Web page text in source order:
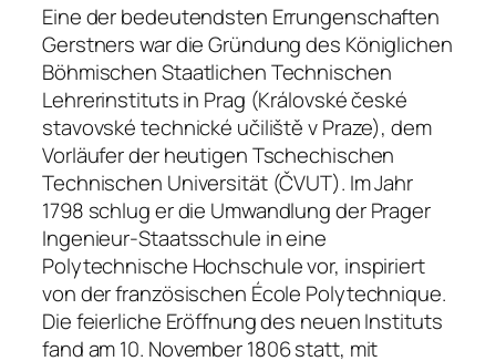
Eine der bedeutendsten Errungenschaften
Gerstners war die Gründung des Königlichen
Böhmischen Staatlichen Technischen
Lehrerinstituts in Prag (Královské české
stavovské technické učiliště v Praze), dem
Vorläufer der heutigen Tschechischen
Technischen Universität (ČVUT). Im Jahr
1798 schlug er die Umwandlung der Prager
Ingenieur-Staatsschule in eine
Polytechnische Hochschule vor, inspiriert
von der französischen École Polytechnique.
Die feierliche Eröffnung des neuen Instituts
fand am 10. November 1806 statt, mit